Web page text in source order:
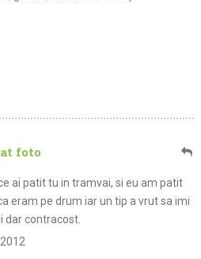
foto
ai patit tu in tramvai, si eu am patit
eram pe drum iar un tip a vrut sa imi
dar contracost.